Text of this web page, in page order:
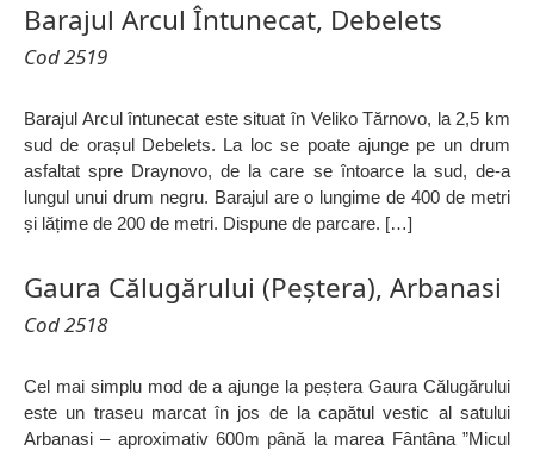
Barajul Arcul Întunecat, Debelets
Cod 2519
Barajul Arcul întunecat este situat în Veliko Tărnovo, la 2,5 km
sud de orașul Debelets. La loc se poate ajunge pe un drum
asfaltat spre Draynovo, de la care se întoarce la sud, de-a
lungul unui drum negru. Barajul are o lungime de 400 de metri
și lățime de 200 de metri. Dispune de parcare. […]
Gaura Călugărului (Peștera), Arbanasi
Cod 2518
Cel mai simplu mod de a ajunge la peștera Gaura Călugărului
este un traseu marcat în jos de la capătul vestic al satului
Arbanasi – aproximativ 600m până la marea Fântâna ”Micul